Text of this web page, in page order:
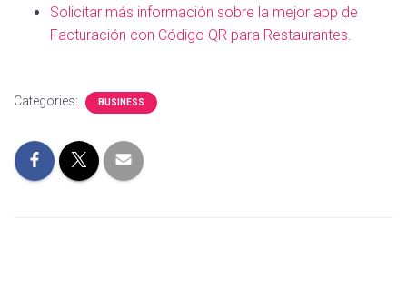
Solicitar más información sobre la mejor app de
Facturación con Código QR para Restaurantes.
Categories: BUSINESS